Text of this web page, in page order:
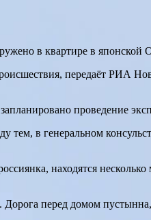
в квартире в японской
передаёт РИА
проведение
в генеральном
находятся
перед домом